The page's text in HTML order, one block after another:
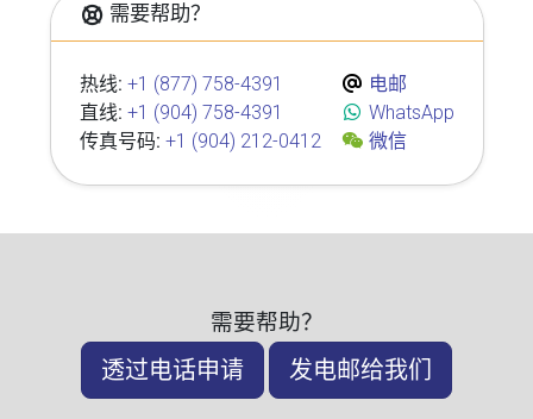
需要帮助？
热线: +1 (877) 758-4391
直线: +1 (904) 758-4391
传真号码: +1 (904) 212-0412
电邮
WhatsApp
微信
需要帮助？
透过电话申请 发电邮给我们